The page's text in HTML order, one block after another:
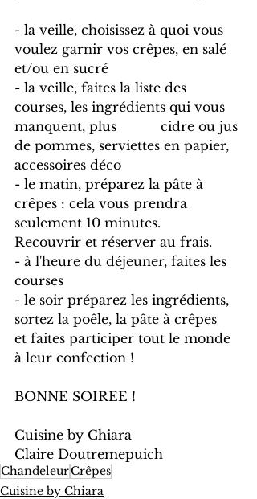
- la veille, choisissez à quoi vous
voulez garnir vos crêpes, en salé
et/ou en sucré
- la veille, faites la liste des
courses, les ingrédients qui vous
manquent, plus           cidre ou jus
de pommes, serviettes en papier,
accessoires déco
- le matin, préparez la pâte à
crêpes : cela vous prendra
seulement 10 minutes.
Recouvrir et réserver au frais.
- à l'heure du déjeuner, faites les
courses
- le soir préparez les ingrédients,
sortez la poêle, la pâte à crêpes
et faites participer tout le monde
à leur confection !
BONNE SOIREE !
Cuisine by Chiara
Claire Doutremepuich
ChandeleurCrêpes
Cuisine by Chiara